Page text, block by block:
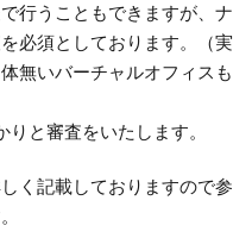
行うこともできますが、ナ
必須としております。（実
無いバーチャルオフィスも
と審査をいたします。
く記載しておりますので参